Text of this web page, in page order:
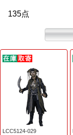
135点
LCC5124-029